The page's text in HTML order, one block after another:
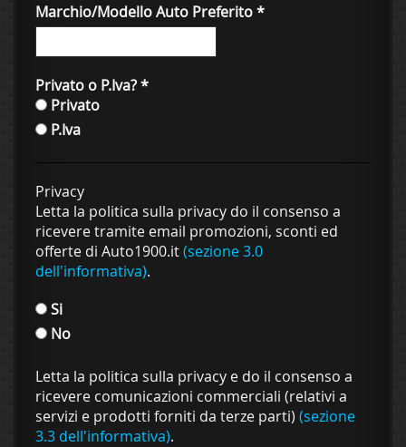
Marchio/Modello Auto Preferito*
Privato o P.Iva?*
Privato
P.Iva
Privacy
Letta la politica sulla privacy do il consenso a
ricevere tramite email promozioni, sconti ed
offerte di Auto1900.it(sezione 3.0
dell'informativa).
Si
No
Letta la politica sulla privacy e do il consenso a
ricevere comunicazioni commerciali (relativi a
servizi e prodotti forniti da terze parti) (sezione
3.3 dell'informativa).